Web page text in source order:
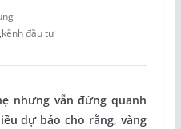
kênh đầu tư
nhưng vẫn đứng quanh
dự báo cho rằng, vàng